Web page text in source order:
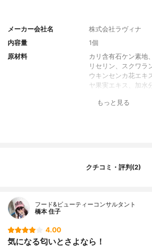
メーカー会社名
株式会社ラヴィナ
内容量
1個
原材料
カリ含有石ケン素地
リセリン、スクワラ
ウキンセンカ花エキ
ヤ果実エキス、加水
ス、硫酸（Al/K)、
ーズマリーエキス
ミツレ花エキス、
もっと見る
クチコミ・評判(2)
フード&ビューティーコンサルタント
橋本 住子
4.00
気になる匂いとさよなら！